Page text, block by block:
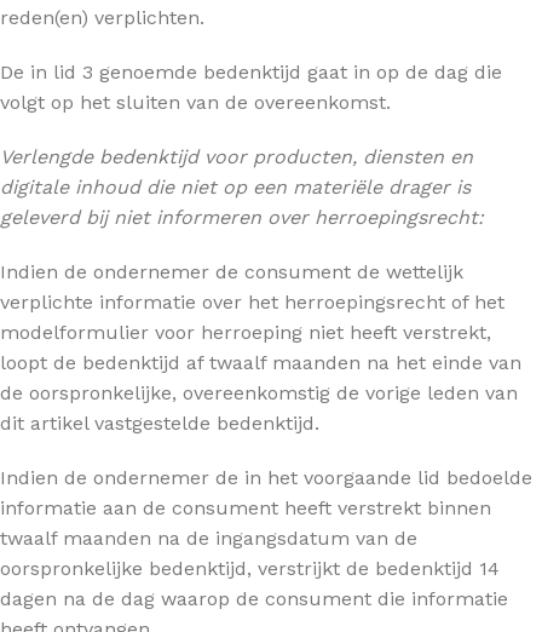
reden(en) verplichten.
De in lid 3 genoemde bedenktijd gaat in op de dag die
volgt op het sluiten van de overeenkomst.
Verlengde bedenktijd voor producten, diensten en
digitale inhoud die niet op een materiële drager is
geleverd bij niet informeren over herroepingsrecht:
Indien de ondernemer de consument de wettelijk
verplichte informatie over het herroepingsrecht of het
modelformulier voor herroeping niet heeft verstrekt,
loopt de bedenktijd af twaalf maanden na het einde van
de oorspronkelijke, overeenkomstig de vorige leden van
dit artikel vastgestelde bedenktijd.
Indien de ondernemer de in het voorgaande lid bedoelde
informatie aan de consument heeft verstrekt binnen
twaalf maanden na de ingangsdatum van de
oorspronkelijke bedenktijd, verstrijkt de bedenktijd 14
dagen na de dag waarop de consument die informatie